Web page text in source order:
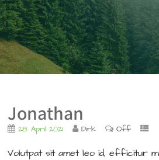
Jonathan
28. April 2021 Dirk Off
Volutpat sit amet leo id, efficitur